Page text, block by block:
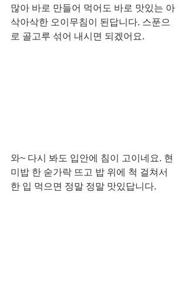
많아 바로 만들어 먹어도 바로 맛있는 아
삭아삭한 오이무침이 된답니다. 스푼으
로 골고루 섞어 내시면 되겠어요.
와~ 다시 봐도 입안에 침이 고이네요. 현
미밥 한 숟가락 뜨고 밥 위에 척 걸쳐서
한 입 먹으면 정말 정말 맛있답니다.